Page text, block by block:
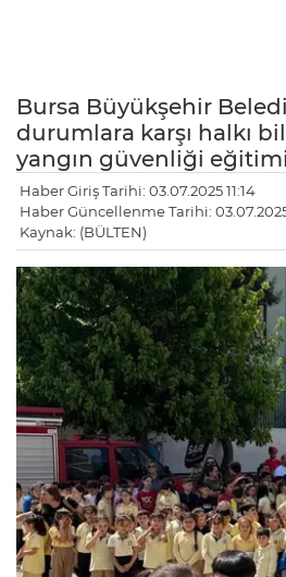
Bursa Büyükşehir
durumlara karşı halkı
yangın güvenliği
Haber Giriş Tarihi: 03.07.2025 11:14
Haber Güncellenme Tarihi: 03.07.2025
Kaynak: (BÜLTEN)